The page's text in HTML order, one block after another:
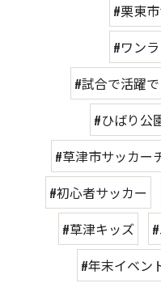
#栗東
#ワン
#試合で活躍
#ひばり公
#草津市サッカー
#初心者サッカー
#草津キッズ
#年末イベン